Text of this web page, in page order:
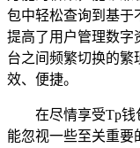
包中轻松查询到基于
提高了用户管理数字
台之间频繁切换的繁
效、便捷。
在尽情享受Tp
能忽视一些至关重要